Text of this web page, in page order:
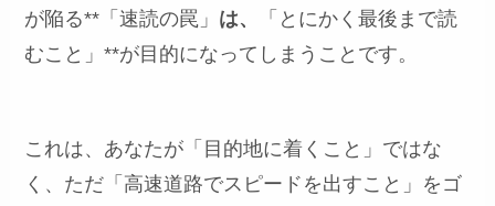
が陥る**「速読の罠」 は、
「とにかく最後まで読
むこと」**が目的になってしまうことです。
これは、あなたが「目的地に着くこと」ではな
く、ただ「高速道路でスピードを出すこと」をゴ